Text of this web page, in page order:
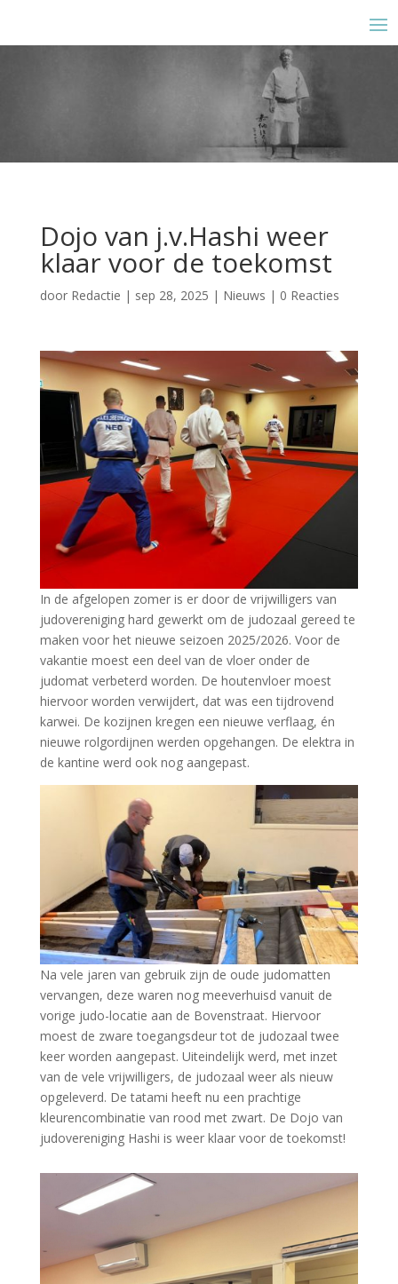
Dojo van j.v.Hashi weer
klaar voor de toekomst
door Redactie | sep 28, 2025 | Nieuws | 0 Reacties
In de afgelopen zomer is er door de vrijwilligers van
judovereniging hard gewerkt om de judozaal gereed te
maken voor het nieuwe seizoen 2025/2026. Voor de
vakantie moest een deel van de vloer onder de
judomat verbeterd worden. De houtenvloer moest
hiervoor worden verwijdert, dat was een tijdrovend
karwei. De kozijnen kregen een nieuwe verflaag, én
nieuwe rolgordijnen werden opgehangen. De elektra in
de kantine werd ook nog aangepast.
Na vele jaren van gebruik zijn de oude judomatten
vervangen, deze waren nog meeverhuisd vanuit de
vorige judo-locatie aan de Bovenstraat. Hiervoor
moest de zware toegangsdeur tot de judozaal twee
keer worden aangepast. Uiteindelijk werd, met inzet
van de vele vrijwilligers, de judozaal weer als nieuw
opgeleverd. De tatami heeft nu een prachtige
kleurencombinatie van rood met zwart. De Dojo van
judovereniging Hashi is weer klaar voor de toekomst!